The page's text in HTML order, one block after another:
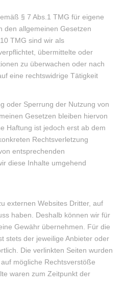
§ 7 Abs.1 TMG für eigene
den allgemeinen Gesetzen
TMG sind wir als
übermittelte oder
zu überwachen oder nach
eine rechtswidrige Tätigkeit
oder Sperrung der Nutzung von
Gesetzen bleiben hiervon
Haftung ist jedoch erst ab dem
Rechtsverletzung
entsprechenden
diese Inhalte umgehend
externen Websites Dritter, auf
haben. Deshalb können wir für
Gewähr übernehmen. Für die
stets der jeweilige Anbieter oder
Die verlinkten Seiten wurden
mögliche Rechtsverstöße
waren zum Zeitpunkt der